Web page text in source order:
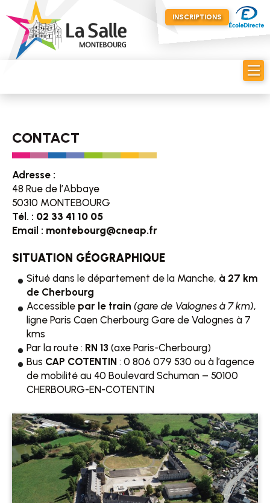
INSCRIPTIONS
CONTACT
Adresse :
48 Rue de l’Abbaye
50310 MONTEBOURG
Tél. : 02 33 41 10 05
Email : montebourg@cneap.fr
SITUATION GÉOGRAPHIQUE
Situé dans le département de la Manche, à 27 km
de Cherbourg
Accessible par le train (gare de Valognes à 7 km),
ligne Paris Caen Cherbourg Gare de Valognes à 7
kms
Par la route : RN 13 (axe Paris-Cherbourg)
Bus CAP COTENTIN : 0 806 079 530 ou à l’agence
de mobilité au 40 Boulevard Schuman – 50100
CHERBOURG-EN-COTENTIN